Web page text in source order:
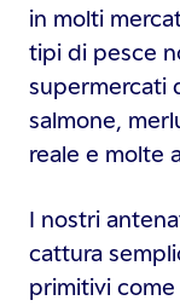
in molti
tipi di pesce
supermercati
salmone,
reale e molte
I nostri
cattura
primitivi